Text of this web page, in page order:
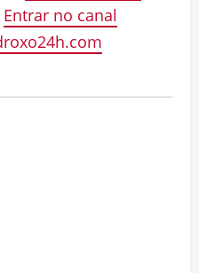
Entrar no canal